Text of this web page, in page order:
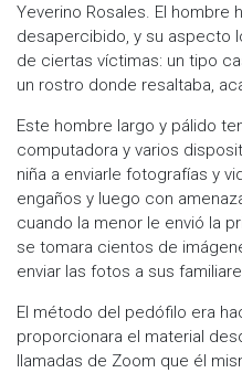
Yeverino Rosales. El hombre
desapercibido, y su aspecto
de ciertas víctimas: un tipo
un rostro donde resaltaba,
Este hombre largo y pálido
computadora y varios
niña a enviarle fotografías y
engaños y luego con
cuando la menor le envió la
se tomara cientos de
enviar las fotos a sus
El método del pedófilo era
proporcionara el material
llamadas de Zoom que él